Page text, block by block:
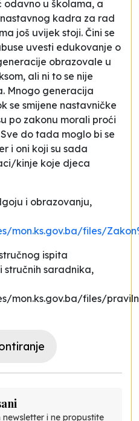
odavno u školama, a
kadra za rad
još uvijek stoji. Čini se
uvesti edukovanje o
obrazovale u
ali ni to se nije
Mnogo generacija
se smijene nastavničke
po zakonu morali proći
do tada moglo bi se
i oni koji su sada
kinje koje djeca
i obrazovanju,
mon.ks.gov.ba/files/
ispita
saradnika,
mon.ks.gov.ba/files/
i ne propustite